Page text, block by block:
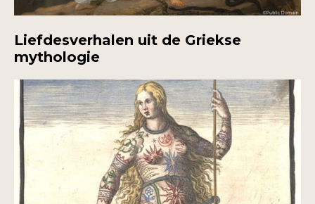
Liefdesverhalen uit de Griekse
mythologie